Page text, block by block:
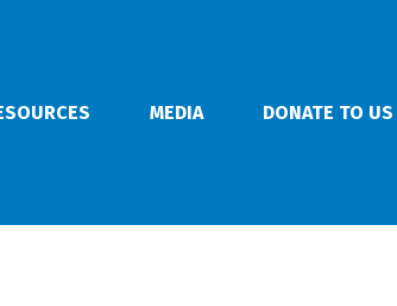
MEDIA DONATE TO US